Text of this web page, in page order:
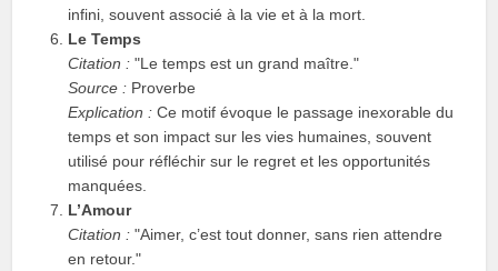
infini, souvent associé à la vie et à la mort.
Le Temps
Citation : "Le temps est un grand maître."
Source : Proverbe
Explication : Ce motif évoque le passage inexorable du
temps et son impact sur les vies humaines, souvent
utilisé pour réfléchir sur le regret et les opportunités
manquées.
L’Amour
Citation : "Aimer, c’est tout donner, sans rien attendre
en retour."